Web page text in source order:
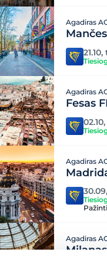
Agadiras
Agadiras
Fesas
Agadiras
Agadiras
Milanas